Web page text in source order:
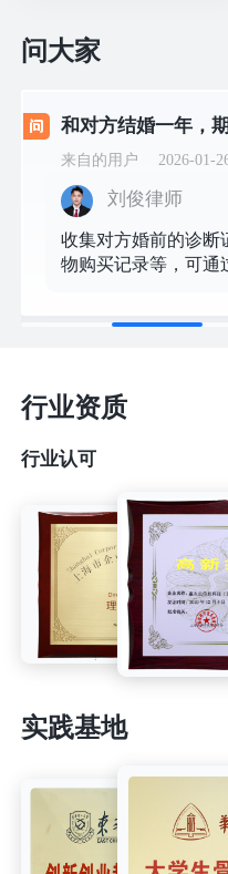
问大家
来自的用户 2026-01-
刘俊律师
收集对方婚前的诊断
物购买记录等，可通
行业资质
行业认可
实践基地